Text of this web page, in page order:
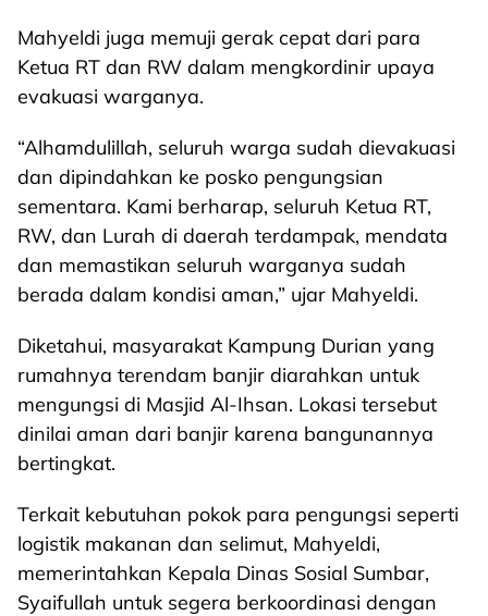
Mahyeldi juga memuji gerak cepat dari para
Ketua RT dan RW dalam mengkordinir upaya
evakuasi warganya.
“Alhamdulillah, seluruh warga sudah dievakuasi
dan dipindahkan ke posko pengungsian
sementara. Kami berharap, seluruh Ketua RT,
RW, dan Lurah di daerah terdampak, mendata
dan memastikan seluruh warganya sudah
berada dalam kondisi aman,” ujar Mahyeldi.
Diketahui, masyarakat Kampung Durian yang
rumahnya terendam banjir diarahkan untuk
mengungsi di Masjid Al-Ihsan. Lokasi tersebut
dinilai aman dari banjir karena bangunannya
bertingkat.
Terkait kebutuhan pokok para pengungsi seperti
logistik makanan dan selimut, Mahyeldi,
memerintahkan Kepala Dinas Sosial Sumbar,
Syaifullah untuk segera berkoordinasi dengan